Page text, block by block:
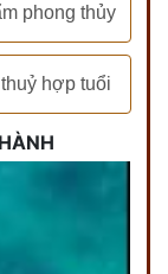
phong thủy
hợp tuổi